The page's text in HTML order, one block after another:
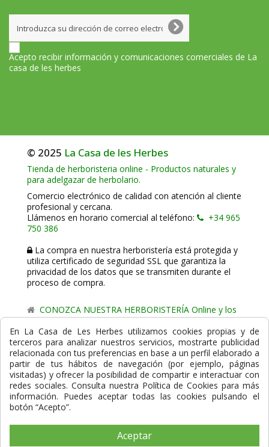
Acepto recibir información y comunicaciones comerciales de La
casa de les herbes
© 2025 La Casa de les Herbes
Tienda de herboristeria online - Productos naturales y
para adelgazar de herbolario.
Comercio electrónico de calidad con atención al cliente
profesional y cercana.
Llámenos en horario comercial al teléfono:
+34 965
750 386
La compra en nuestra herboristería está protegida y
utiliza certificado de seguridad SSL que garantiza la
privacidad de los datos que se transmiten durante el
proceso de compra.
CONOZCA NUESTRA HERBORISTERÍA Online y los
comercio de proximidad de La Casa de les Herbes.
Powered byGesdi.com E-Commerce - Tiendas online
profesionales y seguras
Formas de Pago
En La Casa de Les Herbes utilizamos cookies propias y de
terceros para analizar nuestros servicios, mostrarte publicidad
relacionada con tus preferencias en base a un perfil elaborado a
partir de tus hábitos de navegación (por ejemplo, páginas
visitadas) y ofrecer la posibilidad de compartir e interactuar con
redes sociales. Consulta nuestra Política de Cookies para más
información. Puedes aceptar todas las cookies pulsando el
botón “Acepto”.
Aceptar